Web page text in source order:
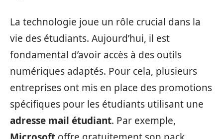
La technologie joue un rôle crucial dans la
vie des étudiants. Aujourd’hui, il est
fondamental d’avoir accès à des outils
numériques adaptés. Pour cela, plusieurs
entreprises ont mis en place des promotions
spécifiques pour les étudiants utilisant une
adresse mail étudiant. Par exemple,